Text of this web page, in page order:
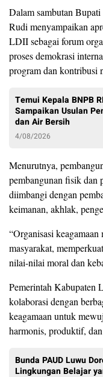
Dalam sambutan
Rudi menyampaikan
LDII sebagai forum
proses demokrasi
program dan kontribusi
Temui Kepala BNPB
Sampaikan Usulan
dan Air Bersih
4/08/2026
Menurutnya,
pembangunan fisik dan
diimbangi dengan
keimanan, akhlak,
“Organisasi
masyarakat,
nilai-nilai moral dan
Pemerintah Kabupaten
kolaborasi dengan
keagamaan untuk
harmonis, produktif,
Bunda PAUD Luwu
Lingkungan Belajar